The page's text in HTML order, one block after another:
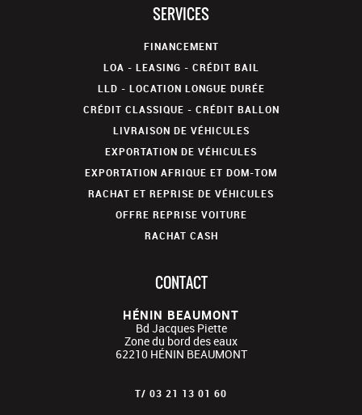
SERVICES
FINANCEMENT
LOA - LEASING - CRÉDIT BAIL
LLD - LOCATION LONGUE DURÉE
CRÉDIT CLASSIQUE - CRÉDIT BALLON
LIVRAISON DE VÉHICULES
EXPORTATION DE VÉHICULES
EXPORTATION AFRIQUE ET DOM-TOM
RACHAT ET REPRISE DE VÉHICULES
OFFRE REPRISE VOITURE
RACHAT CASH
CONTACT
HÉNIN BEAUMONT
Bd Jacques Piette
Zone du bord des eaux
62210 HÉNIN BEAUMONT
T/ 03 21 13 01 60